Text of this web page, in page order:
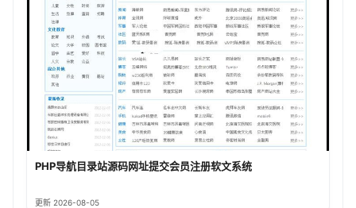
PHP导航目录站源码网址提交会员注册软文系统
更新 2026-08-05